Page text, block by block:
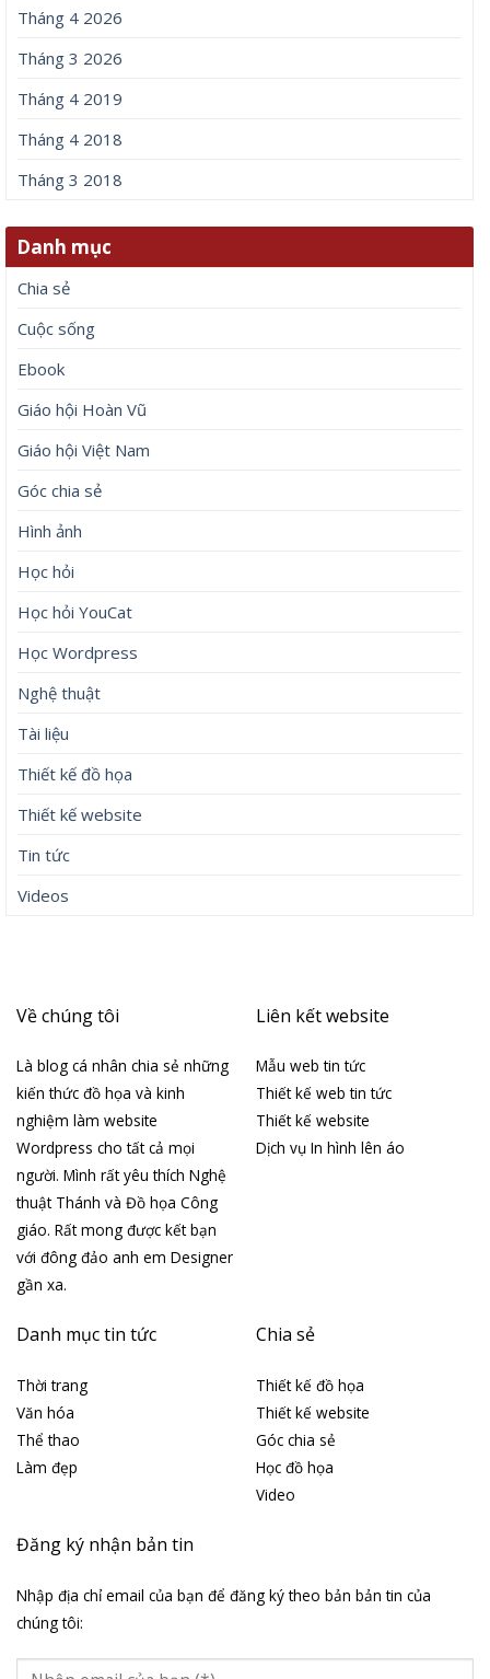
Tháng 4 2026
Tháng 3 2026
Tháng 4 2019
Tháng 4 2018
Tháng 3 2018
Danh mục
Chia sẻ
Cuộc sống
Ebook
Giáo hội Hoàn Vũ
Giáo hội Việt Nam
Góc chia sẻ
Hình ảnh
Học hỏi
Học hỏi YouCat
Học Wordpress
Nghệ thuật
Tài liệu
Thiết kế đồ họa
Thiết kế website
Tin tức
Videos
Về chúng tôi
Là blog cá nhân chia sẻ những
kiến thức đồ họa và kinh
nghiệm làm website
Wordpress cho tất cả mọi
người. Mình rất yêu thích Nghệ
thuật Thánh và Đồ họa Công
giáo. Rất mong được kết bạn
với đông đảo anh em Designer
gần xa.
Liên kết website
Mẫu web tin tức
Thiết kế web tin tức
Thiết kế website
Dịch vụ In hình lên áo
Danh mục tin tức
Thời trang
Văn hóa
Thể thao
Làm đẹp
Chia sẻ
Thiết kế đồ họa
Thiết kế website
Góc chia sẻ
Học đồ họa
Video
Đăng ký nhận bản tin
Nhập địa chỉ email của bạn để đăng ký theo bản bản tin của
chúng tôi: